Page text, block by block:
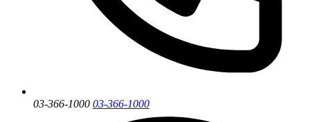
03-366-1000 03-366-1000